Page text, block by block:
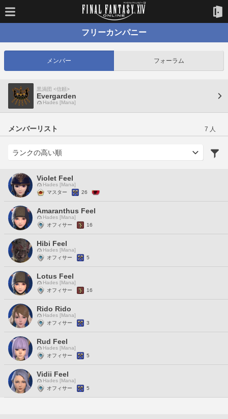
フリーカンパニー
メンバー フォーラム
黒渦団 <信頼>
Evergarden
Hades [Mana]
メンバーリスト 7 人
Violet Feel
Hades [Mana]
マスター
26
Amaranthus Feel
Hades [Mana]
オフィサー
16
Hibi Feel
Hades [Mana]
オフィサー
5
Lotus Feel
Hades [Mana]
オフィサー
16
Rido Rido
Hades [Mana]
オフィサー
3
Rud Feel
Hades [Mana]
オフィサー
5
Vidii Feel
Hades [Mana]
オフィサー
5